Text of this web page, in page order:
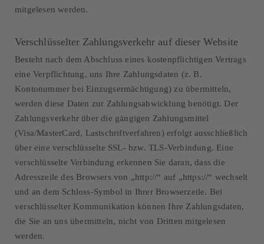
mitgelesen werden.
Verschlüsselter Zahlungsverkehr auf dieser Website
Besteht nach dem Abschluss eines kostenpflichtigen Vertrags
eine Verpflichtung, uns Ihre Zahlungsdaten (z. B.
Kontonummer bei Einzugsermächtigung) zu übermitteln,
werden diese Daten zur Zahlungsabwicklung benötigt. Der
Zahlungsverkehr über die gängigen Zahlungsmittel
(Visa/MasterCard, Lastschriftverfahren) erfolgt ausschließlich
über eine verschlüsselte SSL- bzw. TLS-Verbindung. Eine
verschlüsselte Verbindung erkennen Sie daran, dass die
Adresszeile des Browsers von „http://“ auf „https://“ wechselt
und an dem Schloss-Symbol in Ihrer Browserzeile. Bei
verschlüsselter Kommunikation können Ihre Zahlungsdaten,
die Sie an uns übermitteln, nicht von Dritten mitgelesen
werden.